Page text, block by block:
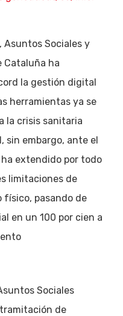
Asuntos Sociales y
Cataluña ha
la gestión digital
herramientas ya se
la crisis sanitaria
sin embargo, ante el
extendido por todo
limitaciones de
pasando de
en un 100 por cien a
Sociales
de